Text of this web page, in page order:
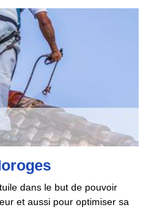
dans le but de pouvoir
et aussi pour optimiser sa